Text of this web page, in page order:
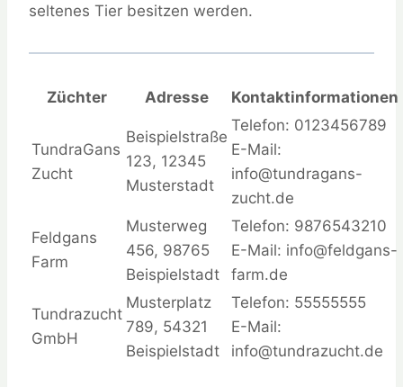
seltenes Tier besitzen werden.
Züchter Adresse Kontaktinformationen
TundraGans
Zucht
Beispielstraße
123, 12345
Musterstadt
Telefon: 0123456789
E-Mail:
info@tundragans-
zucht.de
Feldgans
Farm
Musterweg
456, 98765
Beispielstadt
Telefon: 9876543210
E-Mail: info@feldgans-
farm.de
Tundrazucht
GmbH
Musterplatz
789, 54321
Beispielstadt
Telefon: 55555555
E-Mail:
info@tundrazucht.de